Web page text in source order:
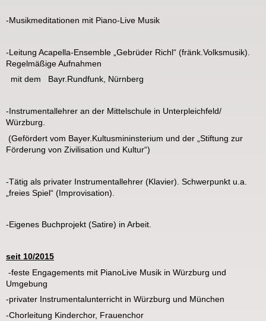
-Musikmeditationen mit Piano-Live Musik
-Leitung Acapella-Ensemble „Gebrüder Richl“ (fränk.Volksmusik).
Regelmäßige Aufnahmen
mit dem Bayr.Rundfunk, Nürnberg
-Instrumentallehrer an der Mittelschule in Unterpleichfeld/
Würzburg.
(Gefördert vom Bayer.Kultusmininsterium und der „Stiftung zur
Förderung von Zivilisation und Kultur“)
-Tätig als privater Instrumentallehrer (Klavier). Schwerpunkt u.a.
„freies Spiel“ (Improvisation).
-Eigenes Buchprojekt (Satire) in Arbeit.
seit 10/2015
-feste Engagements mit PianoLive Musik in Würzburg und
Umgebung
-privater Instrumentalunterricht in Würzburg und München
-Chorleitung Kinderchor, Frauenchor